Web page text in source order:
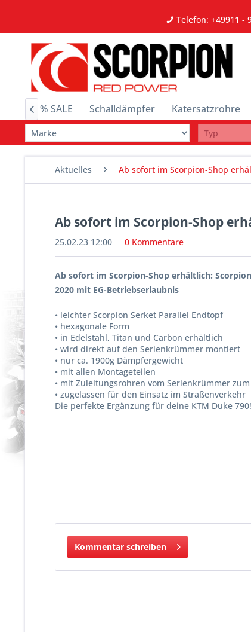
Telefon: +49911 -
% SALE Schalldämpfer Katersatzrohre

Aktuelles Ab sofort im Scorpion-Shop
Ab sofort im Scorpion-Shop
25.02.23 12:00 0 Kommentare
Ab sofort im Scorpion-Shop erhältlich:
2020 mit EG-Betriebserlaubnis
• leichter Scorpion Serket Parallel Endtopf
• hexagonale Form
• in Edelstahl, Titan und Carbon erhältlich
• wird direkt auf den Serienkrümmer montiert
• nur ca. 1900g Dämpfergewicht
• mit allen Montageteilen
• mit Zuleitungsrohren vom Serienkrümmer
• zugelassen für den Einsatz im Straßenverkehr
Die perfekte Ergänzung für deine KTM Duke 790!
Kommentar schreiben